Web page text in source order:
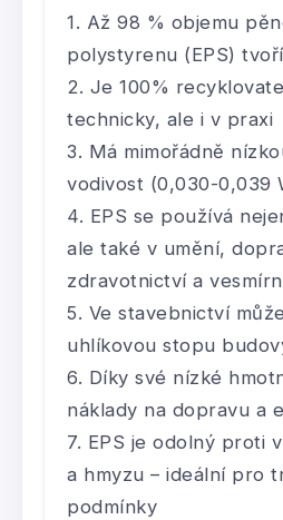
Až 98 % objemu
polystyrenu (EPS)
Je 100%
technicky, ale i v praxi
Má mimořádně
vodivost (0,030-0,039
EPS se používá
ale také v umění,
zdravotnictví a
Ve stavebnictví
uhlíkovou stopu
Díky své nízké
náklady na dopravu a
EPS je odolný proti
a hmyzu – ideální pro
podmínky